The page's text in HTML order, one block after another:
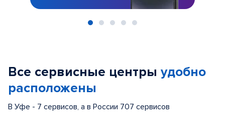
Все сервисные центры удобно
расположены
В Уфе - 7 сервисов, а в России 707 сервисов